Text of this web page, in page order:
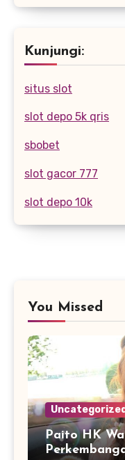
Kunjungi:
situs slot
slot depo 5k qris
sbobet
slot gacor 777
slot depo 10k
You Missed
Uncategorized
Paito HK